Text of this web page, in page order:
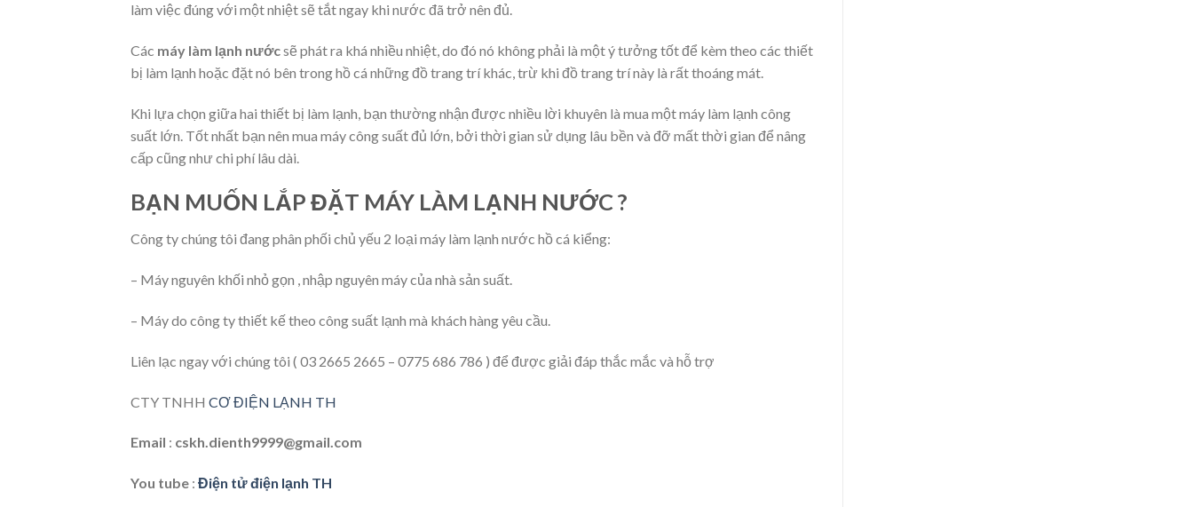
làm việc đúng với một nhiệt sẽ tắt ngay khi nước đã trở nên đủ.
Các máy làm lạnh nướcsẽ phát ra khá nhiều nhiệt, do đó nó không phải là một ý tưởng tốt để kèm theo các thiết
bị làm lạnh hoặc đặt nó bên trong hồ cá những đồ trang trí khác, trừ khi đồ trang trí này là rất thoáng mát.
Khi lựa chọn giữa hai thiết bị làm lạnh, bạn thường nhận được nhiều lời khuyên là mua một máy làm lạnh công
suất lớn. Tốt nhất bạn nên mua máy công suất đủ lớn, bởi thời gian sử dụng lâu bền và đỡ mất thời gian để nâng
cấp cũng như chi phí lâu dài.
BẠN MUỐN LẮP ĐẶT MÁY LÀM LẠNH NƯỚC ?
Công ty chúng tôi đang phân phối chủ yếu 2 loại máy làm lạnh nước hồ cá kiểng:
– Máy nguyên khối nhỏ gọn , nhập nguyên máy của nhà sản suất.
– Máy do công ty thiết kế theo công suất lạnh mà khách hàng yêu cầu.
Liên lạc ngay với chúng tôi ( 03 2665 2665 – 0775 686 786 ) để được giải đáp thắc mắc và hỗ trợ
CTY TNHH CƠ ĐIỆN LẠNH TH
Email : cskh.dienth9999@gmail.com
You tube : Điện tử điện lạnh TH